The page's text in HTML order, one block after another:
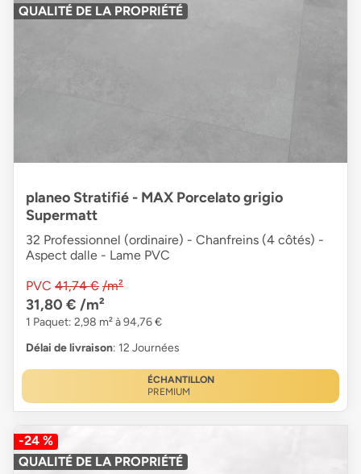
QUALITÉ DE LA PROPRIÉTÉ
planeo Stratifié - MAX Porcelato grigio
Supermatt
32 Professionnel (ordinaire) - Chanfreins (4 côtés) -
Aspect dalle - Lame PVC
PVC 41,74 € /m²
31,80 € /m²
1 Paquet: 2,98 m² à 94,76 €
Délai de livraison: 12 Journées
ÉCHANTILLON
PREMIUM
-24 %
QUALITÉ DE LA PROPRIÉTÉ